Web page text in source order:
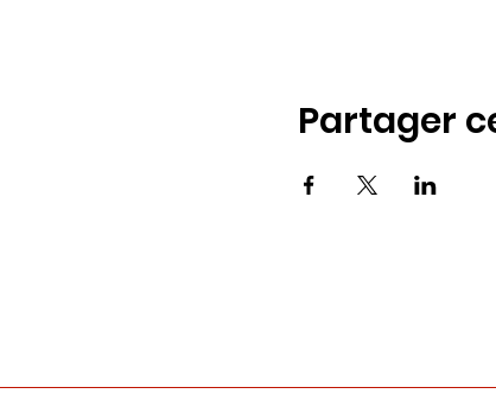
Partager